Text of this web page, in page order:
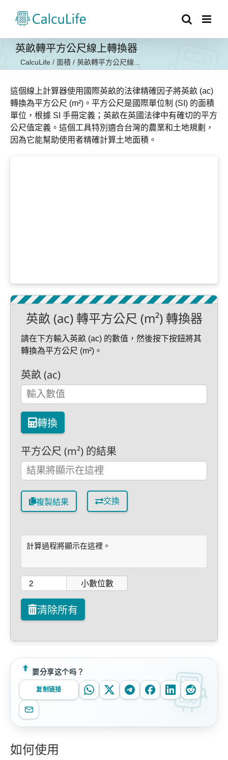
英畝轉平方公尺線上轉換器
CalcuLife / 面積 / 英畝轉平方公尺線...
這個線上計算器使用國際英畝的法律精確因子將英畝 (ac)
轉換為平方公尺 (m²)。平方公尺是國際單位制 (SI) 的面積
單位，根據 SI 手冊定義；英畝在英國法律中有確切的平方
公尺值定義。這個工具特別適合台灣的農業和土地規劃，
因為它能幫助使用者精確計算土地面積。
英畝 (ac) 轉平方公尺 (m²) 轉換器
請在下方輸入英畝 (ac) 的數值，然後按下按鈕將其
轉換為平方公尺 (m²)。
英畝 (ac)
轉換
平方公尺 (m²) 的結果
複製結果 交換
計算過程將顯示在這裡。
小數位數
清除所有
要分享这个吗？
复制链接
如何使用